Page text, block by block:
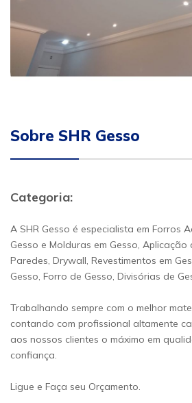
Sobre SHR Gesso
Categoria:
A SHR Gesso é especialista em Forros
Gesso e Molduras em Gesso, Aplicação
Paredes, Drywall, Revestimentos em
Gesso, Forro de Gesso, Divisórias de
Trabalhando sempre com o melhor
contando com profissional altamente
aos nossos clientes o máximo em
confiança.
Ligue e Faça seu Orçamento.